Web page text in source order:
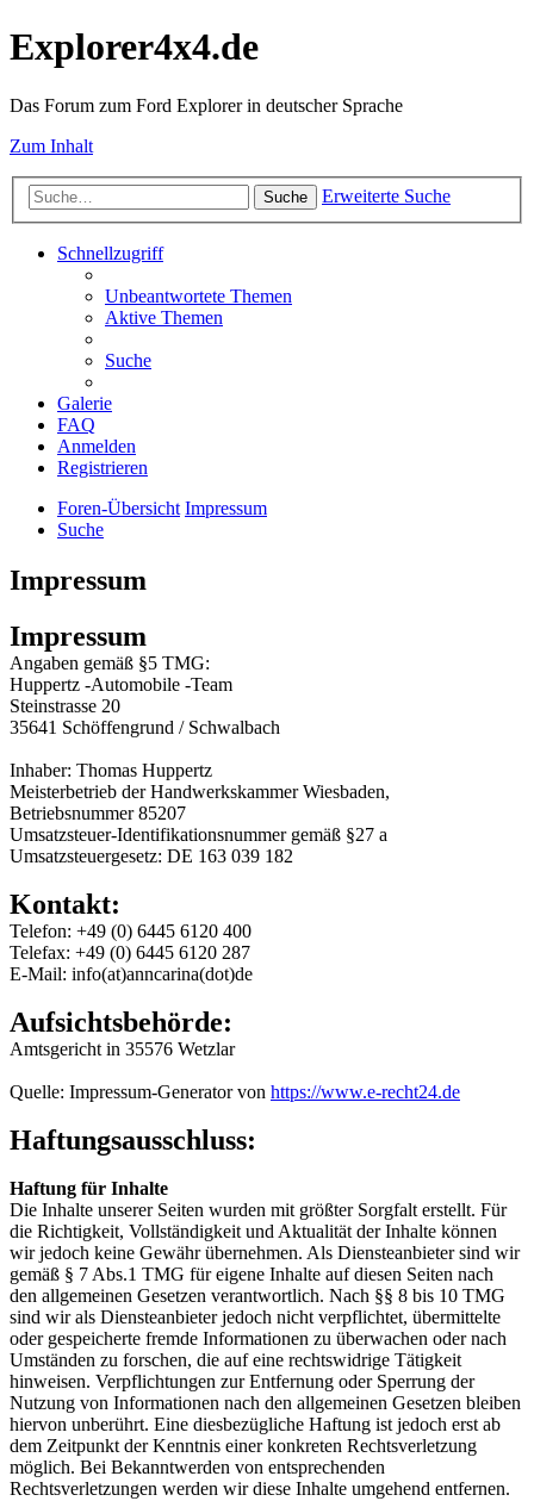
Explorer4x4.de
Das Forum zum Ford Explorer in deutscher Sprache
Zum Inhalt
Suche Erweiterte Suche
Schnellzugriff
Unbeantwortete Themen
Aktive Themen
Suche
Galerie
FAQ
Anmelden
Registrieren
Foren-Übersicht Impressum
Suche
Impressum
Impressum
Angaben gemäß §5 TMG:
Huppertz -Automobile -Team
Steinstrasse 20
35641 Schöffengrund / Schwalbach
Inhaber: Thomas Huppertz
Meisterbetrieb der Handwerkskammer Wiesbaden,
Betriebsnummer 85207
Umsatzsteuer-Identifikationsnummer gemäß §27 a
Umsatzsteuergesetz: DE 163 039 182
Kontakt:
Telefon: +49 (0) 6445 6120 400
Telefax: +49 (0) 6445 6120 287
E-Mail: info(at)anncarina(dot)de
Aufsichtsbehörde:
Amtsgericht in 35576 Wetzlar
Quelle: Impressum-Generator von https://www.e-recht24.de
Haftungsausschluss:
Haftung für Inhalte
Die Inhalte unserer Seiten wurden mit größter Sorgfalt erstellt. Für
die Richtigkeit, Vollständigkeit und Aktualität der Inhalte können
wir jedoch keine Gewähr übernehmen. Als Diensteanbieter sind wir
gemäß § 7 Abs.1 TMG für eigene Inhalte auf diesen Seiten nach
den allgemeinen Gesetzen verantwortlich. Nach §§ 8 bis 10 TMG
sind wir als Diensteanbieter jedoch nicht verpflichtet, übermittelte
oder gespeicherte fremde Informationen zu überwachen oder nach
Umständen zu forschen, die auf eine rechtswidrige Tätigkeit
hinweisen. Verpflichtungen zur Entfernung oder Sperrung der
Nutzung von Informationen nach den allgemeinen Gesetzen bleiben
hiervon unberührt. Eine diesbezügliche Haftung ist jedoch erst ab
dem Zeitpunkt der Kenntnis einer konkreten Rechtsverletzung
möglich. Bei Bekanntwerden von entsprechenden
Rechtsverletzungen werden wir diese Inhalte umgehend entfernen.